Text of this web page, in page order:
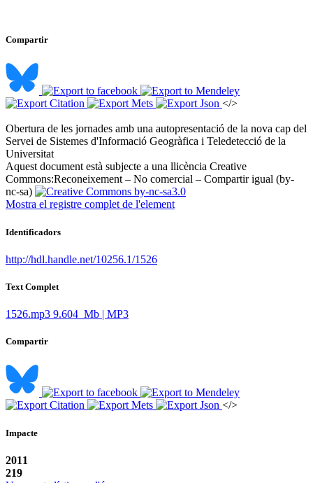
Compartir
</>
Obertura de les jornades amb una autopresentació de la nova cap del
Servei de Sistemes d'Informació Geogràfica i Teledetecció de la
Universitat ​
Aquest document està subjecte a una llicència Creative
Commons:Reconeixement – No comercial – Compartir igual (by-
nc-sa)
Mostra el registre complet de l'element
Identificadors
http://hdl.handle.net/10256.1/1526
Text Complet
1526.mp3 9.604 Mb | MP3
Compartir
</>
Impacte
2011
219